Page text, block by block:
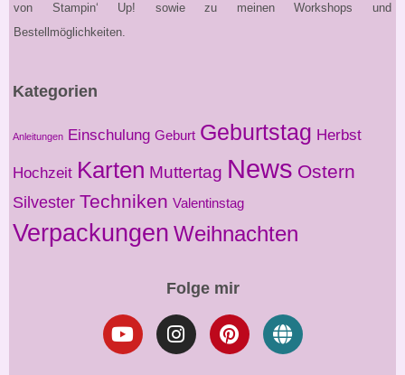
von Stampin‘ Up! sowie zu meinen Workshops und
Bestellmöglichkeiten.
Kategorien
Anleitungen Einschulung Geburt Geburtstag Herbst
Hochzeit Karten Muttertag News Ostern
Silvester Techniken Valentinstag
Verpackungen Weihnachten
Folge mir